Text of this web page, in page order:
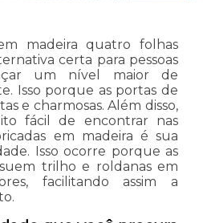
madeira quatro folhas
certa para pessoas
um nível maior de
Isso porque as portas de
e charmosas. Além disso,
fácil de encontrar nas
em madeira é sua
Isso ocorre porque as
trilho e roldanas em
facilitando assim a